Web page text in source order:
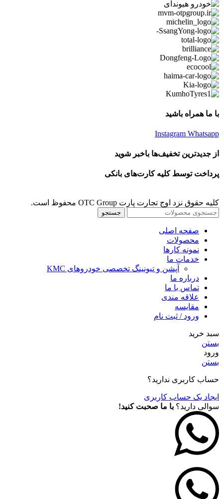
با ما همراه باشید
Instagram Whatsapp
از جدیدترین تخفیف‌ها باخبر شوید
پرداخت توسط کلیه کارت‌های بانکی
کلیه حقوق نزد اوج تجارت پارت OTC Group محفوظ است.
جستجو
صفحه اصلی
محصولات
نمونه کارها
خدمات ما
آپشن و تیونینگ تخصصی خودروهای KMC
درباره ما
تماس با ما
علاقه مندی
مقايسه
ورود / ثبت نام
سبد خرید
بستن
ورود
بستن
حساب کاربری ندارید؟
ایجاد یک حساب کاربری
سوالی دارید؟ با ما صحبت کنید!